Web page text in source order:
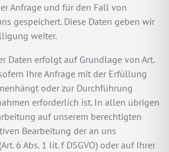
Anfrage und für den Fall von
gespeichert. Diese Daten geben wir
weiter.
Daten erfolgt auf Grundlage von Art.
Ihre Anfrage mit der Erfüllung
oder zur Durchführung
erforderlich ist. In allen übrigen
auf unserem berechtigten
Bearbeitung der an uns
6 Abs. 1 lit. f DSGVO) oder auf Ihrer